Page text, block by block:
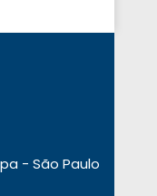
- São Paulo